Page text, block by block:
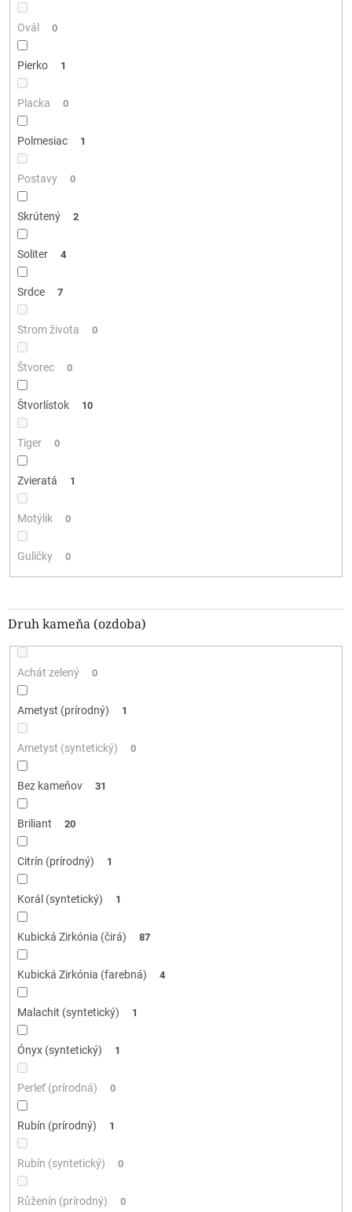
Ovál 0
Pierko 1
Placka 0
Polmesiac 1
Postavy 0
Skrútený 2
Soliter 4
Srdce 7
Strom života 0
Štvorec 0
Štvorlístok 10
Tiger 0
Zvieratá 1
Motýlik 0
Guličky 0
Druh kameňa (ozdoba)
Achát zelený 0
Ametyst (prírodný) 1
Ametyst (syntetický) 0
Bez kameňov 31
Briliant 20
Citrín (prírodný) 1
Korál (syntetický) 1
Kubická Zirkónia (čirá) 87
Kubická Zirkónia (farebná) 4
Malachit (syntetický) 1
Ónyx (syntetický) 1
Perleť (prírodná) 0
Rubín (prírodný) 1
Rubín (syntetický) 0
Růženín (prírodný) 0